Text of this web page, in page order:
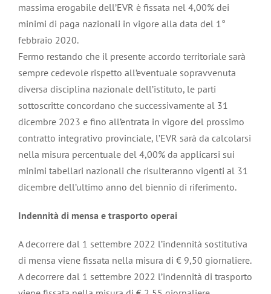
massima erogabile dell’EVR è fissata nel 4,00% dei
minimi di paga nazionali in vigore alla data del 1°
febbraio 2020.
Fermo restando che il presente accordo territoriale sarà
sempre cedevole rispetto all’eventuale sopravvenuta
diversa disciplina nazionale dell’istituto, le parti
sottoscritte concordano che successivamente al 31
dicembre 2023 e fino all’entrata in vigore del prossimo
contratto integrativo provinciale, l’EVR sarà da calcolarsi
nella misura percentuale del 4,00% da applicarsi sui
minimi tabellari nazionali che risulteranno vigenti al 31
dicembre dell’ultimo anno del biennio di riferimento.
Indennità di mensa e trasporto operai
A decorrere dal 1 settembre 2022 l’indennità sostitutiva
di mensa viene fissata nella misura di € 9,50 giornaliere.
A decorrere dal 1 settembre 2022 l’indennità di trasporto